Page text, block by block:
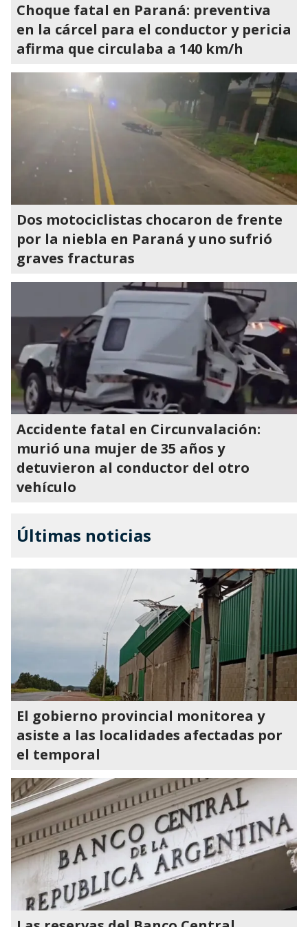
Choque fatal en Paraná: preventiva
en la cárcel para el conductor y pericia
afirma que circulaba a 140 km/h
Dos motociclistas chocaron de frente
por la niebla en Paraná y uno sufrió
graves fracturas
Accidente fatal en Circunvalación:
murió una mujer de 35 años y
detuvieron al conductor del otro
vehículo
Últimas noticias
El gobierno provincial monitorea y
asiste a las localidades afectadas por
el temporal